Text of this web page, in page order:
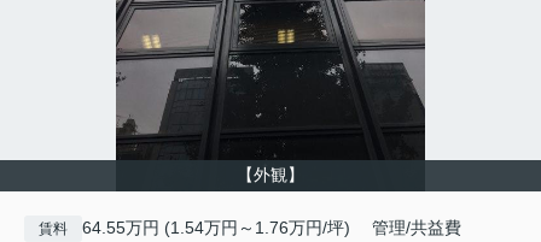
【外観】
賃料
64.55万円 (1.54万円～1.76万円/坪) 管理/共益費